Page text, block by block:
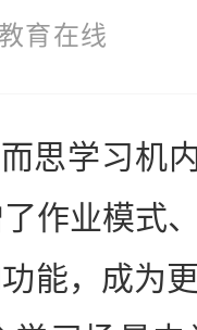
教育在线
学习机内
作业模式
能，成为